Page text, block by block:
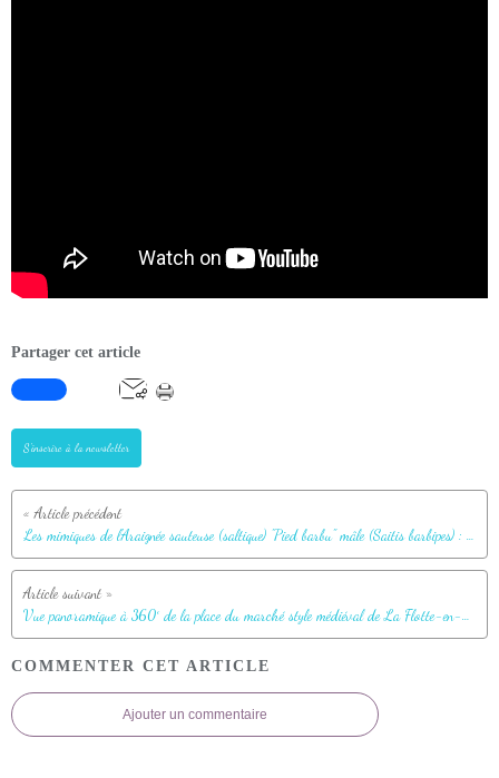
Partager cet article
S'inscrire à la newsletter
Les mimiques de l'Araignée sauteuse (saltique) "Pied barbu" mâle (Saitis barbipes) : J'ADORE ! - La Couarde-sur-Mer - Île de Ré - 17
Vue panoramique à 360° de la place du marché style médiéval de La Flotte-en-Ré - Île de Ré - 17
COMMENTER CET ARTICLE
Ajouter un commentaire